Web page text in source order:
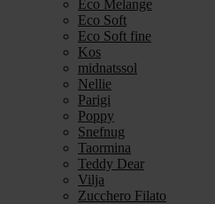
Eco Melange
Eco Soft
Eco Soft fine
Kos
midnatssol
Nellie
Parigi
Poppy
Snefnug
Taormina
Teddy Dear
Vilja
Zucchero Filato